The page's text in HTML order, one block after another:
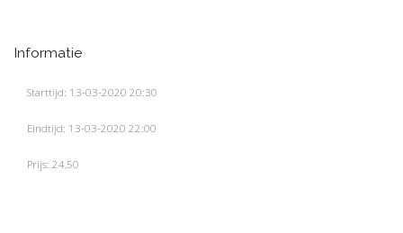
Informatie
Starttijd: 13-03-2020 20:30
Eindtijd: 13-03-2020 22:00
Prijs: 24,50